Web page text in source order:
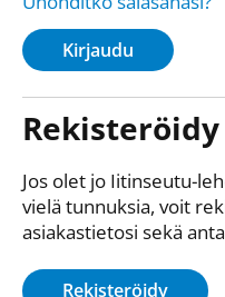
Kirjaudu
Rekisteröidy
Jos olet jo Iitinseutu-
vielä tunnuksia, voit
asiakastietosi sekä
Rekisteröidy